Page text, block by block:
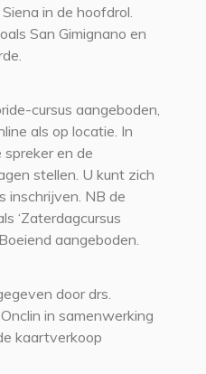
in de hoofdrol.
San Gimignano en
cursus aangeboden,
als op locatie. In
spreker en de
stellen. U kunt zich
inschrijven. NB de
‘Zaterdagcursus
aangeboden.
door drs.
in samenwerking
kaartverkoop